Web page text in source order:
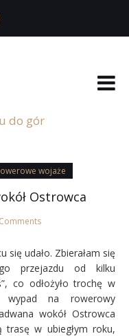
do gór
wojaże
Ostrowca
się udało. Zbierałam się
przejazdu od kilku
co odłożyło trochę w
wypad na rowerowy
wokół Ostrowca
trasę w ubiegłym roku,